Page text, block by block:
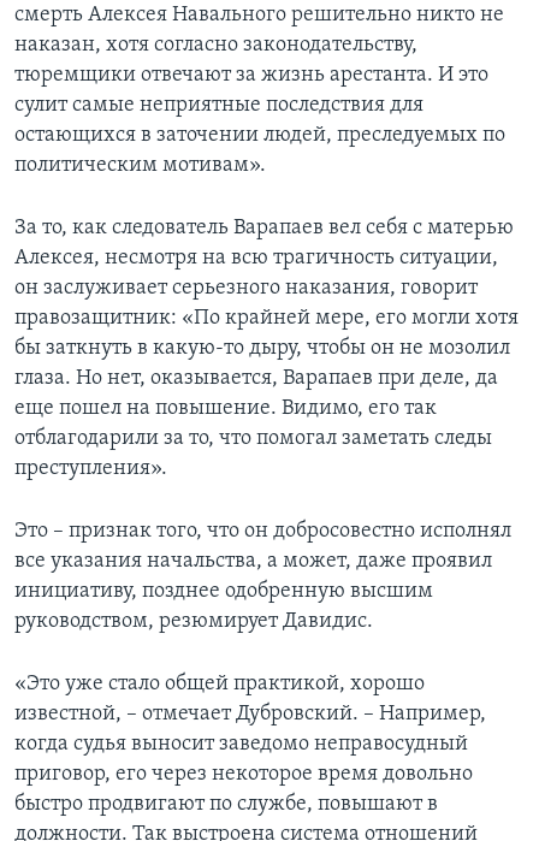
смерть Алексея Навального решительно никто не
наказан, хотя согласно законодательству,
тюремщики отвечают за жизнь арестанта. И это
сулит самые неприятные последствия для
остающихся в заточении людей, преследуемых по
политическим мотивам».
За то, как следователь Варапаев вел себя с матерью
Алексея, несмотря на всю трагичность ситуации,
он заслуживает серьезного наказания, говорит
правозащитник: «По крайней мере, его могли хотя
бы заткнуть в какую-то дыру, чтобы он не мозолил
глаза. Но нет, оказывается, Варапаев при деле, да
еще пошел на повышение. Видимо, его так
отблагодарили за то, что помогал заметать следы
преступления».
Это – признак того, что он добросовестно исполнял
все указания начальства, а может, даже проявил
инициативу, позднее одобренную высшим
руководством, резюмирует Давидис.
«Это уже стало общей практикой, хорошо
известной, – отмечает Дубровский. – Например,
когда судья выносит заведомо неправосудный
приговор, его через некоторое время довольно
быстро продвигают по службе, повышают в
должности. Так выстроена система отношений